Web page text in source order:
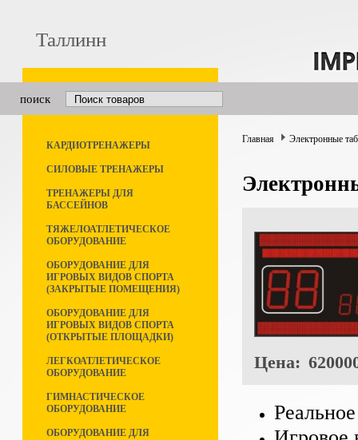
Таллинн
поиск
КАРДИОТРЕНАЖЕРЫ
СИЛОВЫЕ ТРЕНАЖЕРЫ
ТРЕНАЖЕРЫ ДЛЯ
БАССЕЙНОВ
ТЯЖЕЛОАТЛЕТИЧЕСКОЕ
ОБОРУДОВАНИЕ
ОБОРУДОВАНИЕ ДЛЯ
ИГРОВЫХ ВИДОВ СПОРТА
(ЗАКРЫТЫЕ ПОМЕЩЕНИЯ)
ОБОРУДОВАНИЕ ДЛЯ
ИГРОВЫХ ВИДОВ СПОРТА
(ОТКРЫТЫЕ ПЛОЩАДКИ)
ЛЕГКОАТЛЕТИЧЕСКОЕ
ОБОРУДОВАНИЕ
ГИМНАСТИЧЕСКОЕ
ОБОРУДОВАНИЕ
ОБОРУДОВАНИЕ ДЛЯ
Главная Электронные
Цена: